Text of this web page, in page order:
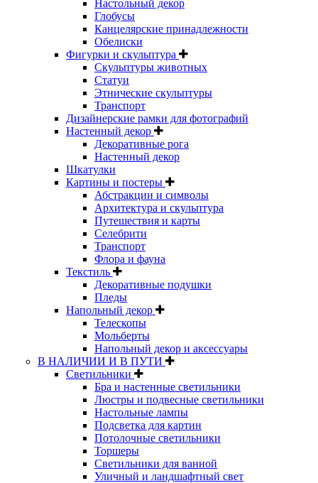
Настольный декор
Глобусы
Канцелярские принадлежности
Обелиски
Фигурки и скульптура
Скульптуры животных
Статуи
Этнические скульптуры
Транспорт
Дизайнерские рамки для фотографий
Настенный декор
Декоративные рога
Настенный декор
Шкатулки
Картины и постеры
Абстракции и символы
Архитектура и скульптура
Путешествия и карты
Селебрити
Транспорт
Флора и фауна
Текстиль
Декоративные подушки
Пледы
Напольный декор
Телескопы
Мольберты
Напольный декор и аксессуары
В НАЛИЧИИ И В ПУТИ
Светильники
Бра и настенные светильники
Люстры и подвесные светильники
Настольные лампы
Подсветка для картин
Потолочные светильники
Торшеры
Светильники для ванной
Уличный и ландшафтный свет